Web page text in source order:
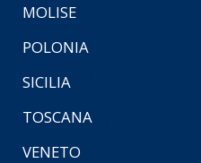
MOLISE
POLONIA
SICILIA
TOSCANA
VENETO